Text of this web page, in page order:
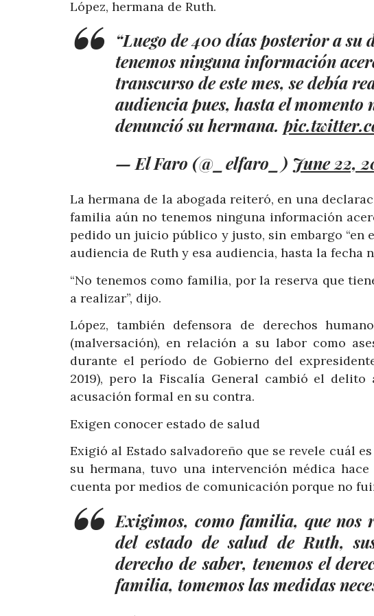
López, hermana de Ruth.
“Luego de 400 días posterior a
tenemos ninguna información
transcurso de este mes, se debía
audiencia pues, hasta el momento
denunció su hermana.
— El Faro (@_elfaro_) June 22,
La hermana de la abogada reiteró, en una
familia aún no tenemos ninguna información
pedido un juicio público y justo, sin embargo “en
audiencia de Ruth y esa audiencia, hasta la fecha
“No tenemos como familia, por la reserva que
a realizar”, dijo.
López, también defensora de derechos
(malversación), en relación a su labor como
durante el período de Gobierno del
2019), pero la Fiscalía General cambió el
acusación formal en su contra.
Exigen conocer estado de salud
Exigió al Estado salvadoreño que se revele cuál
su hermana, tuvo una intervención médica
cuenta por medios de comunicación porque no
Exigimos, como familia, que nos
del estado de salud de Ruth,
derecho de saber, tenemos el
familia, tomemos las medidas